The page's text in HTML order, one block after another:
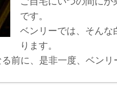
です。
ベンリーでは、そんな
ります。
前に、是非一度、ベン